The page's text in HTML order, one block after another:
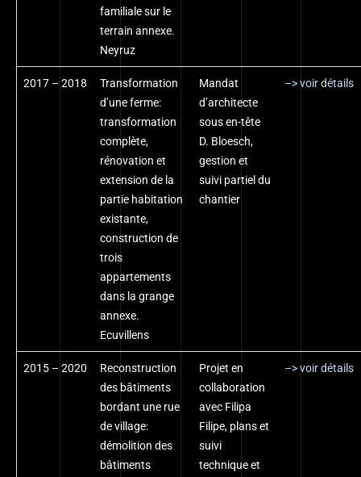
familiale sur le
terrain annexe.
Neyruz
2017 – 2018
Transformation
d’une ferme:
transformation
complète,
rénovation et
extension de la
partie habitation
existante,
construction de
trois
appartements
dans la grange
annexe.
Ecuvillens
Mandat
d’architecte
sous en-tête
D. Bloesch,
gestion et
suivi partiel du
chantier
–> voir détails
2015 – 2020
Reconstruction
des bâtiments
bordant une rue
de village:
démolition des
bâtiments
Projet en
collaboration
avec Filipa
Filipe, plans et
suivi
technique et
–> voir détails